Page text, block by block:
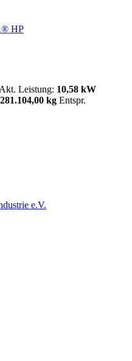
HP
Akt. Leistung: 10,58 kW
kg Entspr.